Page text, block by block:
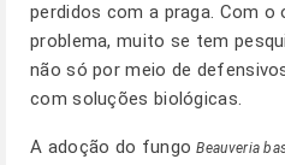
perdidos com a praga. Com o
problema, muito se tem
não só por meio de
com soluções biológicas.
A adoção do fungoBeauveria